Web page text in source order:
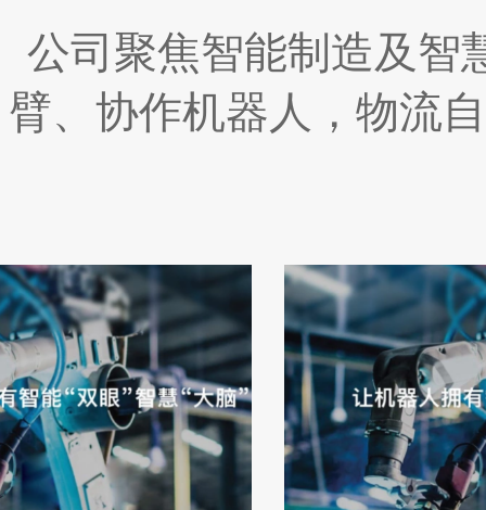
公司聚焦智能制造及智
臂、协作机器人，物流